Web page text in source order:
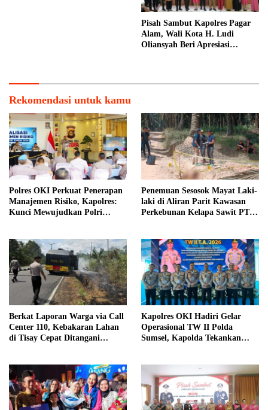
Pisah Sambut Kapolres Pagar
Alam, Wali Kota H. Ludi
Oliansyah Beri Apresiasi
Rekomendasi untuk kamu
Polres OKI Perkuat Penerapan
Manajemen Risiko, Kapolres:
Kunci Mewujudkan Polri
Penemuan Sesosok Mayat Laki-
laki di Aliran Parit Kawasan
Perkebunan Kelapa Sawit PT
Berkat Laporan Warga via Call
Center 110, Kebakaran Lahan
di Tisay Cepat Ditangani
Kapolres OKI Hadiri Gelar
Operasional TW II Polda
Sumsel, Kapolda Tekankan